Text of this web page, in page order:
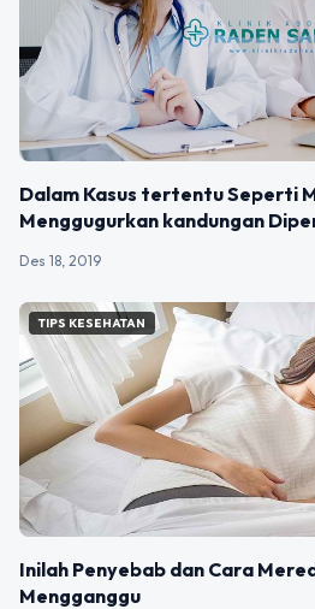
Dalam Kasus tertentu Seperti
Menggugurkan kandungan
Des 18, 2019
TIPS KESEHATAN
Inilah Penyebab dan Cara
Mengganggu